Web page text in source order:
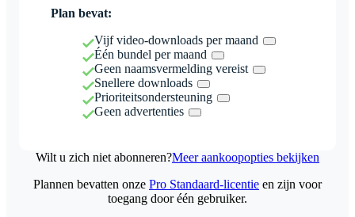
Plan bevat:
Vijf video-downloads per maand
Één bundel per maand
Geen naamsvermelding vereist
Snellere downloads
Prioriteitsondersteuning
Geen advertenties
Wilt u zich niet abonneren?Meer aankoopopties bekijken
Plannen bevatten onze Pro Standaard-licentie en zijn voor
toegang door één gebruiker.